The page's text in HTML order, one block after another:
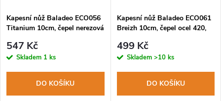
Kapesní nůž Baladeo ECO056
Titanium 10cm, čepel nerezová
547 Kč
Skladem 1 ks
DO KOŠÍKU
Kapesní nůž Baladeo ECO061
Breizh 10cm, čepel ocel 420,
499 Kč
Skladem >10 ks
DO KOŠÍKU